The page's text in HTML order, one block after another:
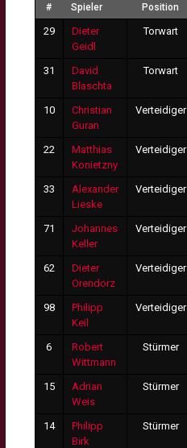
# Spieler Position
29
Dieter
Geidl
Torwart
31
David
Blaschta
Torwart
10
Christian
Guran
Verteidiger
22
Matthias
Konietzny
Verteidiger
33
Alexander
Lieske
Verteidiger
71
Johannes
Keller
Verteidiger
62
Dieter
Orendorz
Verteidiger
98
Philipp
Keil
Verteidiger
6
Robert
Wittmann
Stürmer
15
Adrian
Weis
Stürmer
14
Philipp
Birk
Stürmer